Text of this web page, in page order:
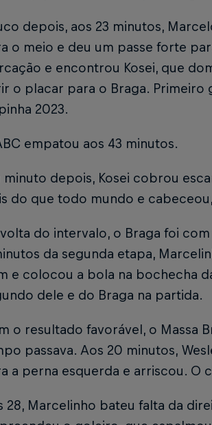
depois, aos 23 minutos,
o meio e deu um passe forte
e encontrou Kosei, que
o placar para o Braga. Primeiro
2023.
empatou aos 43 minutos.
minuto depois, Kosei cobrou
do que todo mundo e
volta do intervalo, o Braga foi
da segunda etapa,
e colocou a bola na bochecha
dele e do Braga na partida.
o resultado favorável, o Massa
passava. Aos 20 minutos,
a perna esquerda e arriscou. O
28, Marcelinho bateu falta da